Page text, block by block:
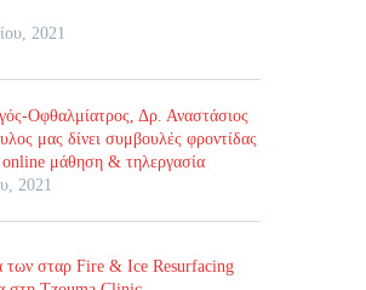
2021
Οφθαλμίατρος, Δρ. Αναστάσιος
μας δίνει συμβουλές φροντίδας
online μάθηση & τηλεργασία
2021
των σταρ Fire & Ice Resurfacing